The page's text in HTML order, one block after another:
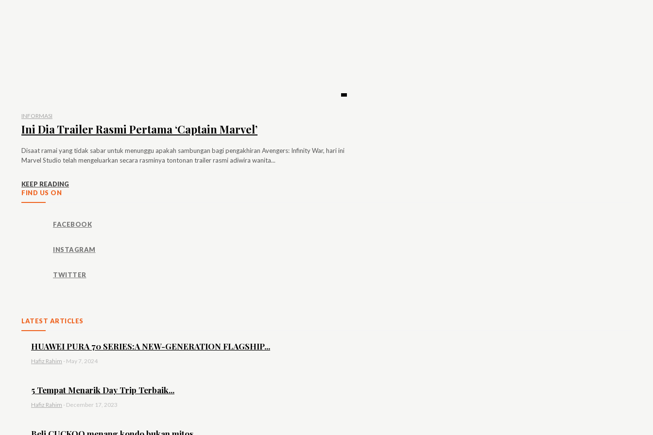
INFORMASI
Ini Dia Trailer Rasmi Pertama ‘Captain Marvel’
Disaat ramai yang tidak sabar untuk menunggu apakah sambungan bagi pengakhiran Avengers: Infinity War, hari ini
Marvel Studio telah mengeluarkan secara rasminya tontonan trailer rasmi adiwira wanita...
KEEP READING
FIND US ON
FACEBOOK
INSTAGRAM
TWITTER
LATEST ARTICLES
HUAWEI PURA 70 SERIES:A NEW-GENERATION FLAGSHIP...
Hafiz Rahim - May 7, 2024
5 Tempat Menarik Day Trip Terbaik...
Hafiz Rahim - December 17, 2023